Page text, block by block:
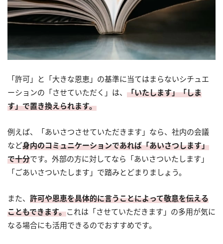
「許可」と「大きな恩恵」の基準に当てはまらないシチュエ
ーションの「させていただく」は、 「いたします」「しま
す」で置き換えられます。
例えば、「あいさつさせていただきます」なら、社内の会議
など身内のコミュニケーションであれば「あいさつします」
で十分です。外部の方に対してなら「あいさついたします」
「ごあいさついたします」で踏みとどまりましょう。
また、 許可や恩恵を具体的に言うことによって敬意を伝える
こともできます。これは「させていただきます」の多用が気に
なる場合にも活用できるのでおすすめです。